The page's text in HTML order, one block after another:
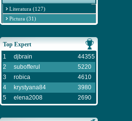
Literatura (127)
Pictura (31)
Top Expert
1
djbrain
44355
2
subofferul
5220
3
robica
4610
4
krystyana84
3980
5
elena2008 2690